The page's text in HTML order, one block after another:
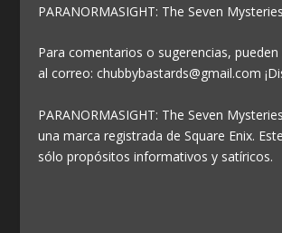
PARANORMASIGHT: The Seven
Para comentarios o sugerencias,
al correo: chubbybastards@gmail.com
PARANORMASIGHT: The Seven
una marca registrada de Square Enix.
sólo propósitos informativos y satíricos.